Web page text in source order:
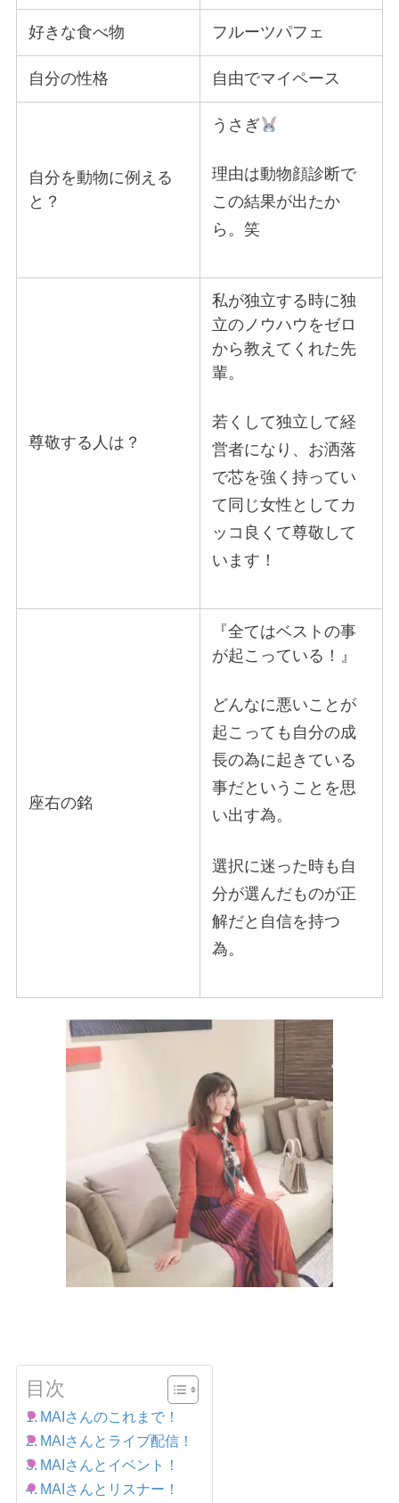
好きな食べ物 フルーツパフェ
自分の性格 自由でマイペース
自分を動物に例える
と？
うさぎ
理由は動物顔診断で
この結果が出たか
ら。笑
尊敬する人は？
私が独立する時に独
立のノウハウをゼロ
から教えてくれた先
輩。
若くして独立して経
営者になり、お洒落
で芯を強く持ってい
て同じ女性としてカ
ッコ良くて尊敬して
います！
座右の銘
『全てはベストの事
が起こっている！』
どんなに悪いことが
起こっても自分の成
長の為に起きている
事だということを思
い出す為。
選択に迷った時も自
分が選んだものが正
解だと自信を持つ
為。
目次
MAIさんのこれまで！
MAIさんとライブ配信！
MAIさんとイベント！
MAIさんとリスナー！